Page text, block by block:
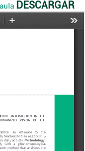
DESCARGAR